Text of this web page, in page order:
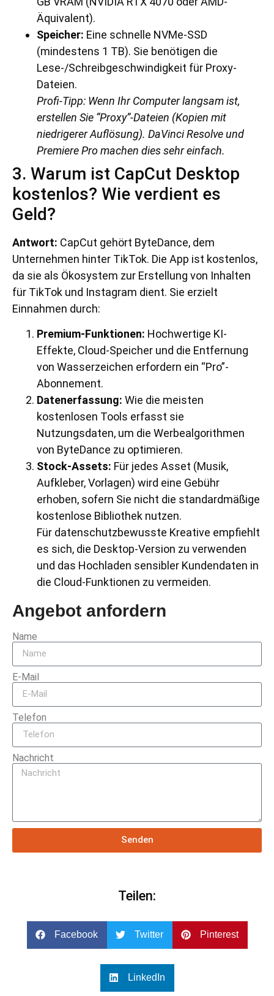
Äquivalent).
Speicher: Eine schnelle NVMe-SSD
(mindestens 1 TB). Sie benötigen die
Lese-/Schreibgeschwindigkeit für Proxy-
Dateien.
Profi-Tipp: Wenn Ihr Computer langsam ist,
erstellen Sie “Proxy”-Dateien (Kopien mit
niedrigerer Auflösung). DaVinci Resolve und
Premiere Pro machen dies sehr einfach.
3. Warum ist CapCut Desktop
kostenlos? Wie verdient es
Geld?
Antwort: CapCut gehört ByteDance, dem
Unternehmen hinter TikTok. Die App ist kostenlos,
da sie als Ökosystem zur Erstellung von Inhalten
für TikTok und Instagram dient. Sie erzielt
Einnahmen durch:
Premium-Funktionen: Hochwertige KI-
Effekte, Cloud-Speicher und die Entfernung
von Wasserzeichen erfordern ein “Pro”-
Abonnement.
Datenerfassung: Wie die meisten
kostenlosen Tools erfasst sie
Nutzungsdaten, um die Werbealgorithmen
von ByteDance zu optimieren.
Stock-Assets: Für jedes Asset (Musik,
Aufkleber, Vorlagen) wird eine Gebühr
erhoben, sofern Sie nicht die standardmäßige
kostenlose Bibliothek nutzen.
Für datenschutzbewusste Kreative empfiehlt
es sich, die Desktop-Version zu verwenden
und das Hochladen sensibler Kundendaten in
die Cloud-Funktionen zu vermeiden.
Angebot anfordern
Name
E-Mail
Telefon
Nachricht
Senden
Teilen:
Facebook Twitter Pinterest
LinkedIn